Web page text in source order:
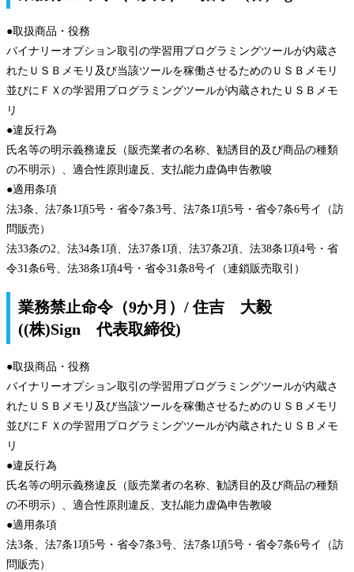
●取扱商品・役務
バイナリーオプション取引の学習用プログラミングツールが内蔵さ
れたＵＳＢメモリ及び当該ツールを稼働させるためのＵＳＢメモリ
並びにＦＸの学習用プログラミングツールが内蔵されたＵＳＢメモ
リ
●違反行為
氏名等の明示義務違反（販売業者の名称、勧誘目的及び商品の種類
の不明示）、適合性原則違反、支払能力虚偽申告教唆
●適用条項
法3条、法7条1項5号・省令7条3号、法7条1項5号・省令7条6号イ（訪
問販売）
法33条の2、法34条1項、法37条1項、法37条2項、法38条1項4号・省
令31条6号、法38条1項4号・省令31条8号イ（連鎖販売取引）
業務禁止命令（9か月）/ 住吉 大毅
((株)Sign 代表取締役)
●取扱商品・役務
バイナリーオプション取引の学習用プログラミングツールが内蔵さ
れたＵＳＢメモリ及び当該ツールを稼働させるためのＵＳＢメモリ
並びにＦＸの学習用プログラミングツールが内蔵されたＵＳＢメモ
リ
●違反行為
氏名等の明示義務違反（販売業者の名称、勧誘目的及び商品の種類
の不明示）、適合性原則違反、支払能力虚偽申告教唆
●適用条項
法3条、法7条1項5号・省令7条3号、法7条1項5号・省令7条6号イ（訪
問販売）